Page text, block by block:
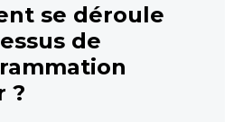
se déroule
de
?